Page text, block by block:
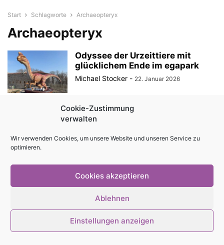
Cookie-Zustimmung
verwalten
Wir verwenden Cookies, um unsere Website und unseren Service zu
optimieren.
Cookies akzeptieren
Ablehnen
Einstellungen anzeigen
Start Schlagworte Archaeopteryx
Archaeopteryx
Odyssee der Urzeittiere mit
glücklichem Ende im egapark
Michael Stocker - 22. Januar 2026
© Stadtmagazin tam.tam 2026